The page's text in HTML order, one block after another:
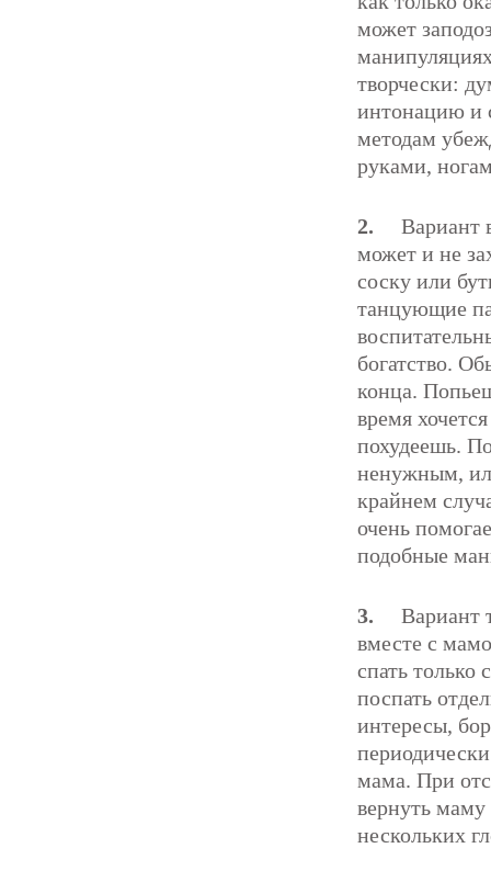
может
творчески:
интонацию и
методам
руками,
2. Вариант
может и не
соску или
танцующие
богатство.
конца.
время
похудеешь.
ненужным,
крайнем
очень
подобные
3. Вариант
вместе с
спать только
поспать
интересы,
мама. При
вернуть маму
нескольких